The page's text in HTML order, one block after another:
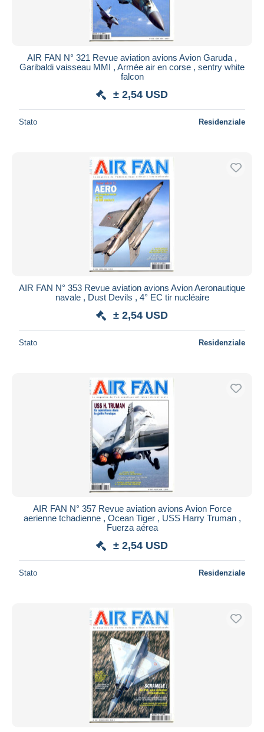
AIR FAN N° 321 Revue aviation avions Avion Garuda ,
Garibaldi vaisseau MMI , Armée air en corse , sentry white
falcon
± 2,54 USD
Stato Residenziale
AIR FAN N° 353 Revue aviation avions Avion Aeronautique
navale , Dust Devils , 4° EC tir nucléaire
± 2,54 USD
Stato Residenziale
AIR FAN N° 357 Revue aviation avions Avion Force
aerienne tchadienne , Ocean Tiger , USS Harry Truman ,
Fuerza aérea
± 2,54 USD
Stato Residenziale